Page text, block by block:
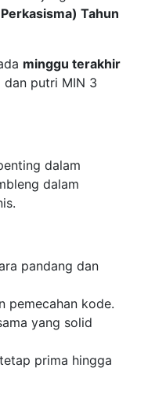
Tahun
minggu terakhir
dan putri MIN 3
dalam
dalam
pandang dan
pemecahan kode.
yang solid
prima hingga